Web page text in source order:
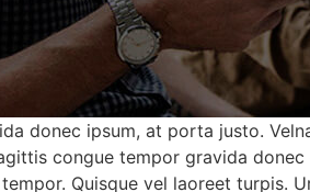
donec ipsum, at porta justo.
congue tempor gravida
Quisque vel laoreet turpis.